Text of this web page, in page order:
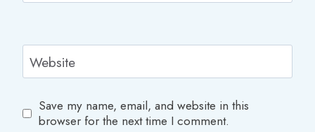
Website
Save my name, email, and website in this
browser for the next time I comment.